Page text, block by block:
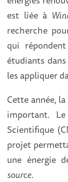
est liée à
recherche
qui
étudiants
les appliquer
Cette année,
important.
Scientifique
projet
une énergie
source.